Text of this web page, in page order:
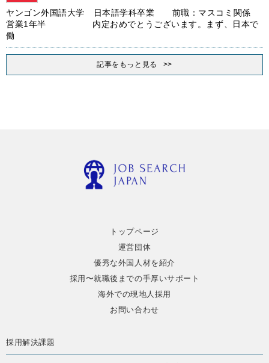
ヤンゴン外国語大学 日本語学科卒業 前職：マスコミ関係
営業1年半 内定おめでとうございます。まず、日本で
働
記事をもっと見る
トップページ
運営団体
優秀な外国人材を紹介
採用〜就職後までの手厚いサポート
海外での現地人採用
お問い合わせ
採用解決課題